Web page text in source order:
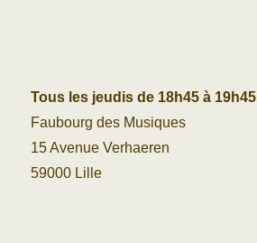
Tous les jeudis de 18h45 à 19h45
Faubourg des Musiques
15 Avenue Verhaeren
59000 Lille